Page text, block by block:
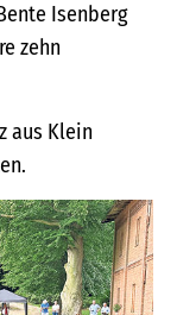
Isenberg
zehn
aus Klein